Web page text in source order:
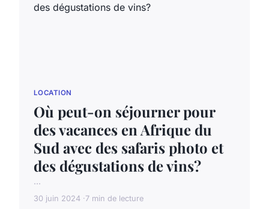
LOCATION
Où peut-on séjourner pour
des vacances en Afrique du
Sud avec des safaris photo et
des dégustations de vins?
...
30 juin 2024 7 min de lecture